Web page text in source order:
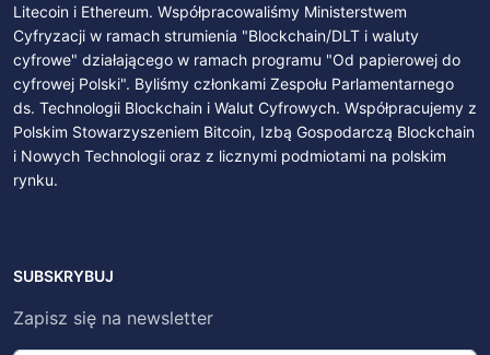
Litecoin i Ethereum. Współpracowaliśmy Ministerstwem
Cyfryzacji w ramach strumienia "Blockchain/DLT i waluty
cyfrowe" działającego w ramach programu "Od papierowej do
cyfrowej Polski". Byliśmy członkami Zespołu Parlamentarnego
ds. Technologii Blockchain i Walut Cyfrowych. Współpracujemy z
Polskim Stowarzyszeniem Bitcoin, Izbą Gospodarczą Blockchain
i Nowych Technologii oraz z licznymi podmiotami na polskim
rynku.
SUBSKRYBUJ
Zapisz się na newsletter